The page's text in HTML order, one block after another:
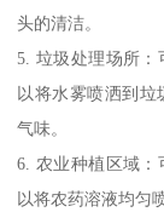
头的清洁。
5. 垃圾处理场所
以将水雾喷洒到
气味。
6. 农业种植区域
以将农药溶液均匀